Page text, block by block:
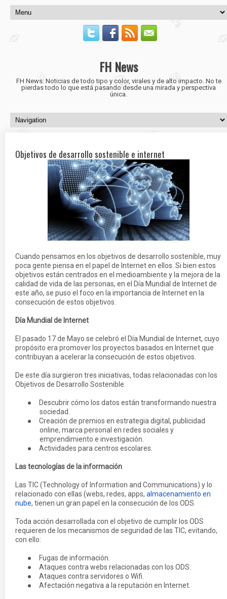
FH News
FH News: Noticias de todo tipo y color, virales y de alto impacto. No te
pierdas todo lo que está pasando desde una mirada y perspectiva
única.
Objetivos de desarrollo sostenible e internet
Cuando pensamos en los objetivos de desarrollo sostenible, muy
poca gente piensa en el papel de Internet en ellos. Si bien estos
objetivos están centrados en el medioambiente y la mejora de la
calidad de vida de las personas, en el Día Mundial de Internet de
este año, se puso el foco en la importancia de Internet en la
consecución de estos objetivos.
Día Mundial de Internet
El pasado 17 de Mayo se celebró el Día Mundial de Internet, cuyo
propósito era promover los proyectos basados en Internet que
contribuyan a acelerar la consecución de estos objetivos.
De este día surgieron tres iniciativas, todas relacionadas con los
Objetivos de Desarrollo Sostenible.
●
Descubrir cómo los datos están transformando nuestra
sociedad.
●
Creación de premios en estrategia digital, publicidad
online, marca personal en redes sociales y
emprendimiento e investigación.
●
Actividades para centros escolares.
Las tecnologías de la información
Las TIC (Technology of Information and Communications) y lo
relacionado con ellas (webs, redes, apps, almacenamiento en
nube, tienen un gran papel en la consecución de los ODS.
Toda acción desarrollada con el objetivo de cumplir los ODS
requieren de los mecanismos de seguridad de las TIC, evitando,
con ello:
●
Fugas de información.
●
Ataques contra webs relacionadas con los ODS.
●
Ataques contra servidores o Wifi.
●
Afectación negativa a la reputación en Internet.